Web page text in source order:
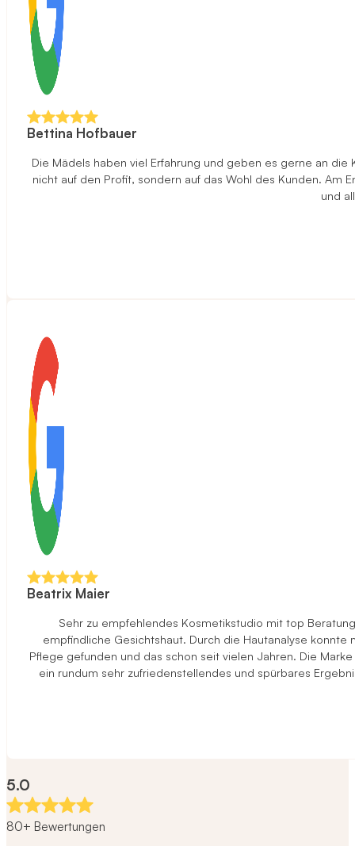
Bettina Hofbauer
Die Mädels haben viel Erfahrung und geben es gerne an
nicht auf den Profit, sondern auf das Wohl des Kunden. Am
und
Beatrix Maier
Sehr zu empfehlendes Kosmetikstudio mit top
empfindliche Gesichtshaut. Durch die Hautanalyse
Pflege gefunden und das schon seit vielen Jahren. Die
ein rundum sehr zufriedenstellendes und spürbares
5.0
80+ Bewertungen